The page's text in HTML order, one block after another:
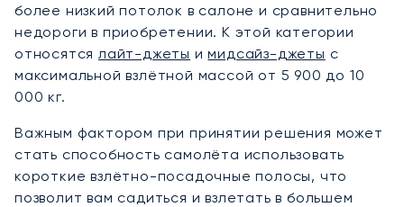
более низкий потолок в салоне и сравнительно
недороги в приобретении. К этой категории
относятся лайт-джеты имидсайз-джеты с
максимальной взлётной массой от 5 900 до 10
000 кг.
Важным фактором при принятии решения может
стать способность самолёта использовать
короткие взлётно-посадочные полосы, что
позволит вам садиться и взлетать в большем